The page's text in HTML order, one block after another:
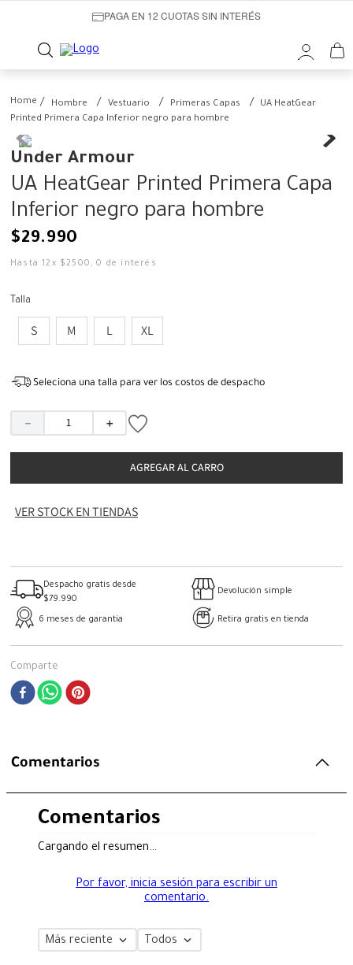
PAGA EN 12 CUOTAS SIN INTERÉS
Hombre Vestuario Primeras Capas
UA HeatGear
Printed Primera Capa Inferior negro para hombre
Under Armour
UA HeatGear Printed Primera Capa
Inferior negro para hombre
$29.990
Hasta12 x $2500 ,0 de interés
Talla
S M L XL
Seleciona una talla para ver los costos de despacho
＋
－
AGREGAR AL CARRO
VER STOCK EN TIENDAS
Despacho gratis desde
$79.990
Devolución simple
6 meses de garantía Retira gratis en tienda
Comparte
Comentarios
Comentarios
Cargando el resumen…
Por favor, inicia sesión para escribir un
comentario.
Más reciente Todos